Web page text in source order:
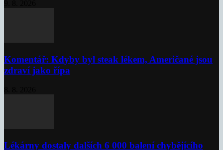
Komentář: Kdyby byl steak lékem, Američané jsou
zdraví jako řípa
Lékárny dostaly dalších 6 000 balení chybějícího